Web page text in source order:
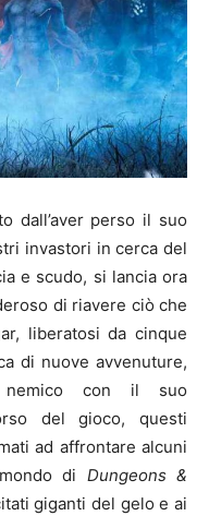
dall’aver perso il suo
invastori in cerca del
e scudo, si lancia ora
di riavere ciò che
liberatosi da cinque
di nuove avvenuture,
nemico con il suo
del gioco, questi
ad affrontare alcuni
di Dungeons &
giganti del gelo e ai